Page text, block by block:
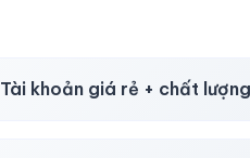
Tài khoản giá rẻ + chất